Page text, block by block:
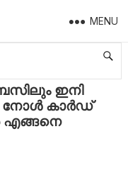
MENU
ഉപയോഗിച്ച് 250 ദിർഹം വരെ എങ്ങനെ ലാഭിക്കാമെന്നറിയാം
ഇനി
നോൾ കാർഡ്
എങ്ങനെ